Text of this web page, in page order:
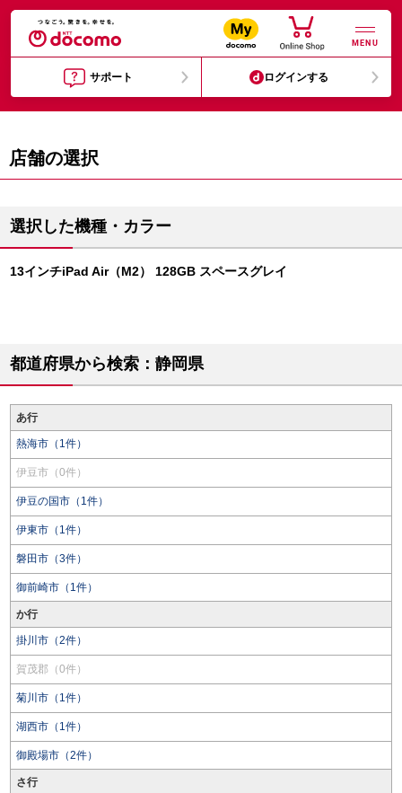
MENU
サポート ログインする
店舗の選択
選択した機種・カラー
13インチiPad Air（M2） 128GB スペースグレイ
都道府県から検索：静岡県
あ行
熱海市（1件）
伊豆市（0件）
伊豆の国市（1件）
伊東市（1件）
磐田市（3件）
御前崎市（1件）
か行
掛川市（2件）
賀茂郡（0件）
菊川市（1件）
湖西市（1件）
御殿場市（2件）
さ行